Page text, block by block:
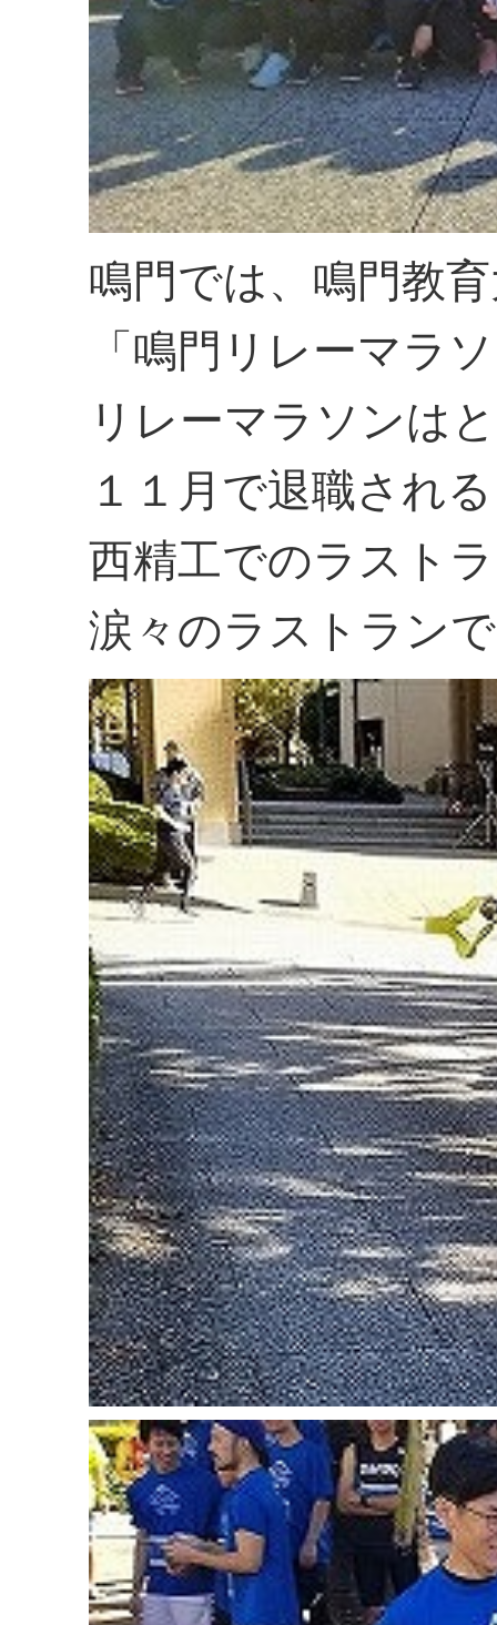
鳴門では、鳴門教
「鳴門リレーマラ
リレーマラソンは
１１月で退職され
西精工でのラスト
涙々のラストラン